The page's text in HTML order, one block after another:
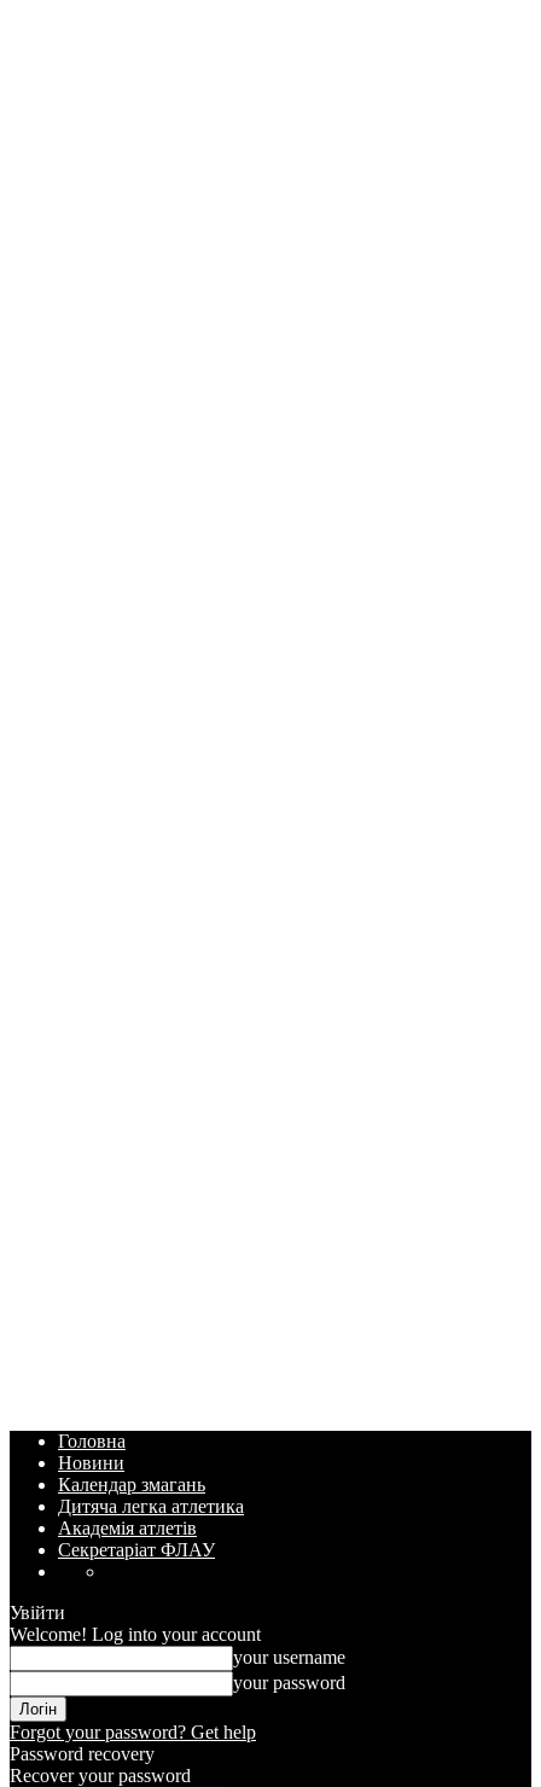
Головна
Новини
Календар змагань
Дитяча легка атлетика
Академія атлетів
Секретаріат ФЛАУ
Увійти
Welcome! Log into your account
your username
your password
Forgot your password? Get help
Password recovery
Recover your password